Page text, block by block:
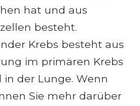
hat und aus
besteht.
Krebs besteht aus
im primären Krebs
der Lunge. Wenn
Sie mehr darüber